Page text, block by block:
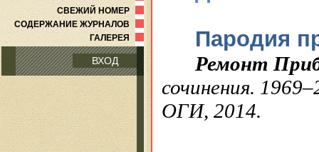
СВЕЖИЙ НОМЕР
СОДЕРЖАНИЕ ЖУРНАЛОВ
ГАЛЕРЕЯ
ВХОД
Пародия
Ремонт
сочинения.
ОГИ, 2014.